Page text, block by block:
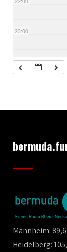
23:00
Mannheim:
Heidelberg: